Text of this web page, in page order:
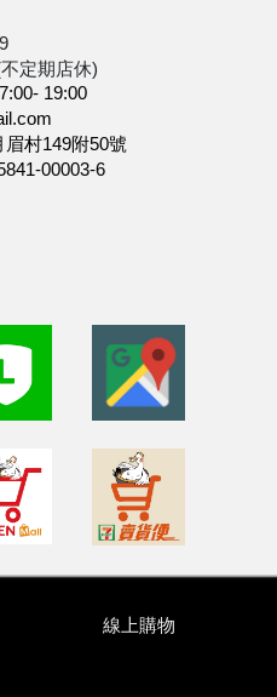
定期店休)
19:00
村149附50號
00003-6
線上購物